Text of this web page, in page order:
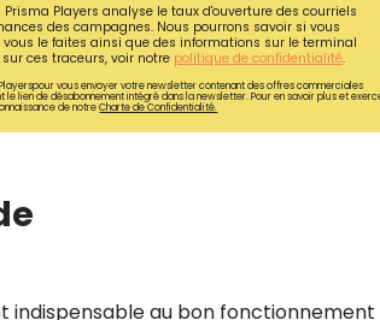
Players analyse le taux d'ouverture des courriels
des campagnes. Nous pourrons savoir si vous
le faites ainsi que des informations sur le terminal
ces traceurs, voir notre politique de confidentialité.
vous envoyer votre newsletter contenant des offres commerciales
lien de désabonnement intégré dans la newsletter. Pour en savoir plus et
de notreCharte de Confidentialité.
indispensable au bon fonctionnement
Ainsi que la newsletter